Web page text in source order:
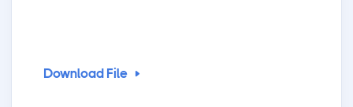
Download File